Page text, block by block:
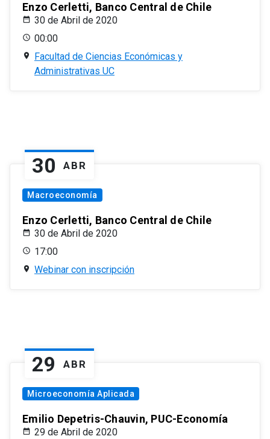
Enzo Cerletti, Banco Central de Chile
30 de Abril de 2020
00:00
Facultad de Ciencias Económicas y
Administrativas UC
30 ABR
Macroeconomía
Enzo Cerletti, Banco Central de Chile
30 de Abril de 2020
17:00
Webinar con inscripción
29 ABR
Microeconomía Aplicada
Emilio Depetris-Chauvin, PUC-Economía
29 de Abril de 2020